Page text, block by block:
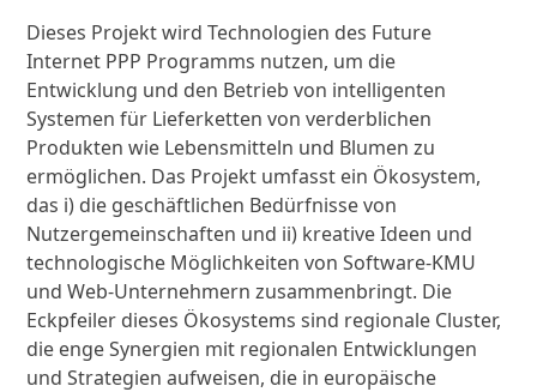
Dieses Projekt wird Technologien des Future
Internet PPP Programms nutzen, um die
Entwicklung und den Betrieb von intelligenten
Systemen für Lieferketten von verderblichen
Produkten wie Lebensmitteln und Blumen zu
ermöglichen. Das Projekt umfasst ein Ökosystem,
das i) die geschäftlichen Bedürfnisse von
Nutzergemeinschaften und ii) kreative Ideen und
technologische Möglichkeiten von Software-KMU
und Web-Unternehmern zusammenbringt. Die
Eckpfeiler dieses Ökosystems sind regionale Cluster,
die enge Synergien mit regionalen Entwicklungen
und Strategien aufweisen, die in europäische